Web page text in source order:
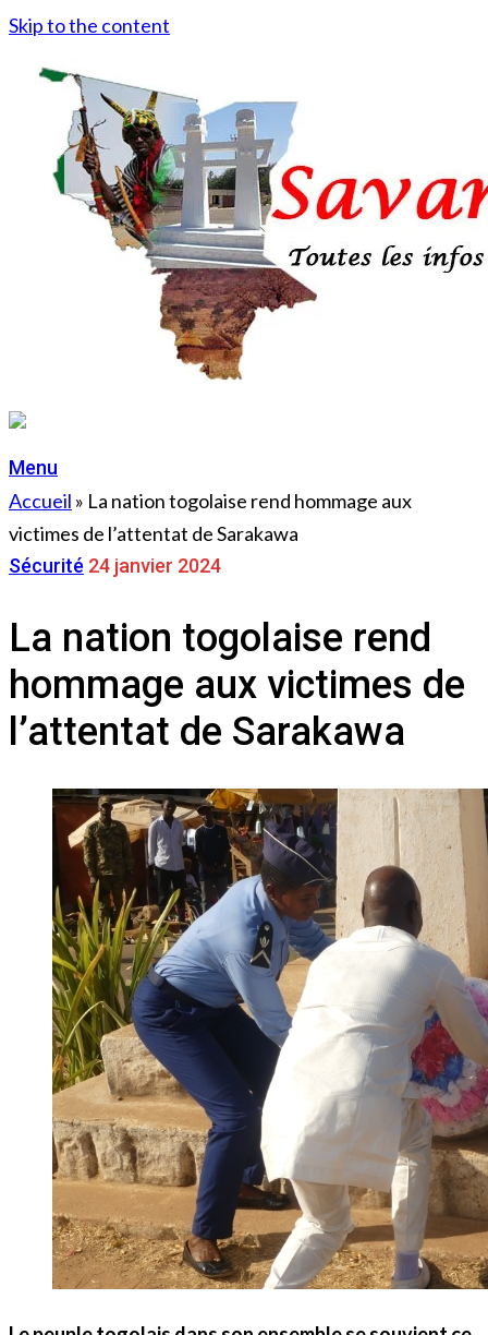
Skip to the content
Menu
Accueil » La nation togolaise rend hommage aux
victimes de l’attentat de Sarakawa
Sécurité 24 janvier 2024
La nation togolaise rend
hommage aux victimes de
l’attentat de Sarakawa